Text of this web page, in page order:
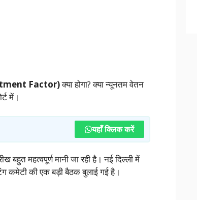
Factor)क्या होगा? क्या न्यूनतम वेतन
में।
यहाँ क्लिक करें
बहुत महत्वपूर्ण मानी जा रही है। नई दिल्ली में
कमेटी की एक बड़ी बैठक बुलाई गई है।